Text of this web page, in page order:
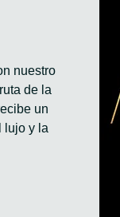
nuestro
de la
un
lujo y la